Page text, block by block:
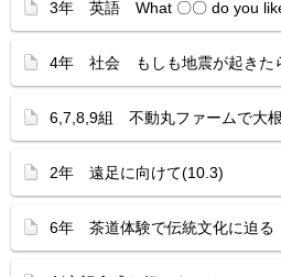
3年 英語 What 〇〇 do you
4年 社会 もしも地震が起きた
6,7,8,9組 不動丸ファームで大
2年 遠足に向けて(10.3)
6年 茶道体験で伝統文化に迫る